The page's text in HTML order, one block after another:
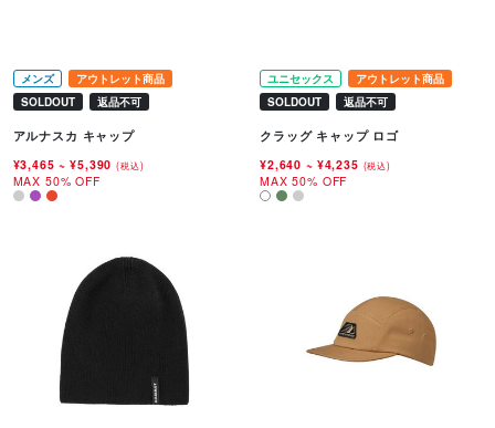
メンズ
アウトレット商品
SOLDOUT
返品不可
アルナスカ キャップ
¥3,465~ ¥5,390(税込)
MAX 50% OFF
ユニセックス
アウトレット商品
SOLDOUT
返品不可
クラッグ キャップ ロゴ
¥2,640 ~ ¥4,235 (税込)
MAX 50% OFF